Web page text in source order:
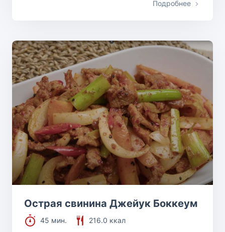
Подробнее
Острая свинина Джейук Боккеум
45 мин.
216.0 ккал